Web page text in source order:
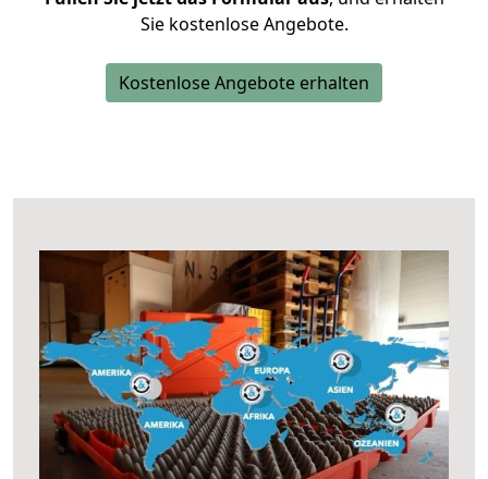
Sie kostenlose Angebote.
Kostenlose Angebote erhalten